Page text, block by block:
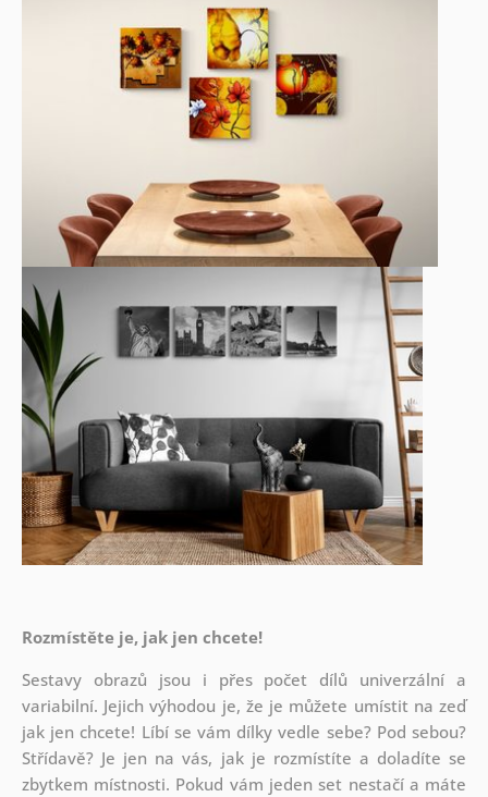
Rozmístěte je, jak jen chcete!
Sestavy obrazů jsou i přes počet dílů univerzální a
variabilní. Jejich výhodou je, že je můžete umístit na zeď
jak jen chcete! Líbí se vám dílky vedle sebe? Pod sebou?
Střídavě? Je jen na vás, jak je rozmístíte a doladíte se
zbytkem místnosti. Pokud vám jeden set nestačí a máte